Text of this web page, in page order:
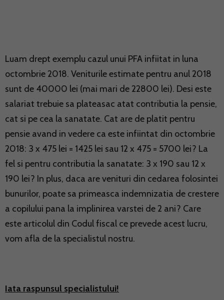
Luam drept exemplu cazul unui PFA infiitat in luna
octombrie 2018. Veniturile estimate pentru anul 2018
sunt de 40000 lei (mai mari de 22800 lei). Desi este
salariat trebuie sa plateasac atat contributia la pensie,
cat si pe cea la sanatate. Cat are de platit pentru
pensie avand in vedere ca este infiintat din octombrie
2018: 3 x 475 lei = 1425 lei sau 12 x 475 = 5700 lei? La
fel si pentru contributia la sanatate: 3 x 190 sau 12 x
190 lei? In plus, daca are venituri din cedarea folosintei
bunurilor, poate sa primeasca indemnizatia de crestere
a copilului pana la implinirea varstei de 2 ani? Care
este articolul din Codul fiscal ce prevede acest lucru,
vom afla de la specialistul nostru.
Iata raspunsul specialistului!